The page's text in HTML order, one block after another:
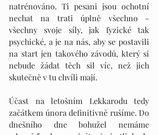
natrénováno. Ti pesani jsou ochotní
nechat na trati úplně všechno -
všechny svoje síly, jak fyzické tak
psychické, a je na nás, aby se postavili
na start jen takového závodů, který si
nebude žádat těch sil víc, než jich
skutečně v tu chvíli mají.
Účast na letošním Lekkarodu tedy
začátkem února definitivně rušíme. Do
dnešního dne bohužel nemáme